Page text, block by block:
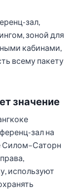
зал,
зоной для
кабинами,
всему пакету
значение
зал на
Силом–Саторн
используют